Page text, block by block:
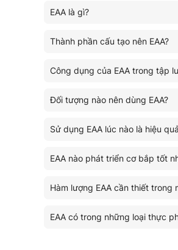
EAA là gì?
Thành phần cấu tạo nên EAA?
Công dụng của EAA trong tập
Đối tượng nào nên dùng EAA?
Sử dụng EAA lúc nào là hiệu
EAA nào phát triển cơ bắp tốt
Hàm lượng EAA cần thiết trong
EAA có trong những loại thực